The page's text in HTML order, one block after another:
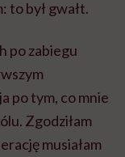
to był gwałt.
po zabiegu
po tym, co mnie
Zgodziłam
musiałam